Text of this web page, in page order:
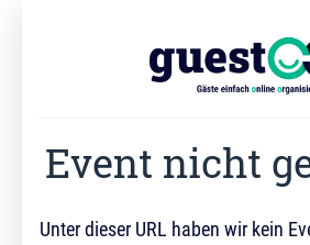
Event nicht
Unter dieser URL haben wir kein